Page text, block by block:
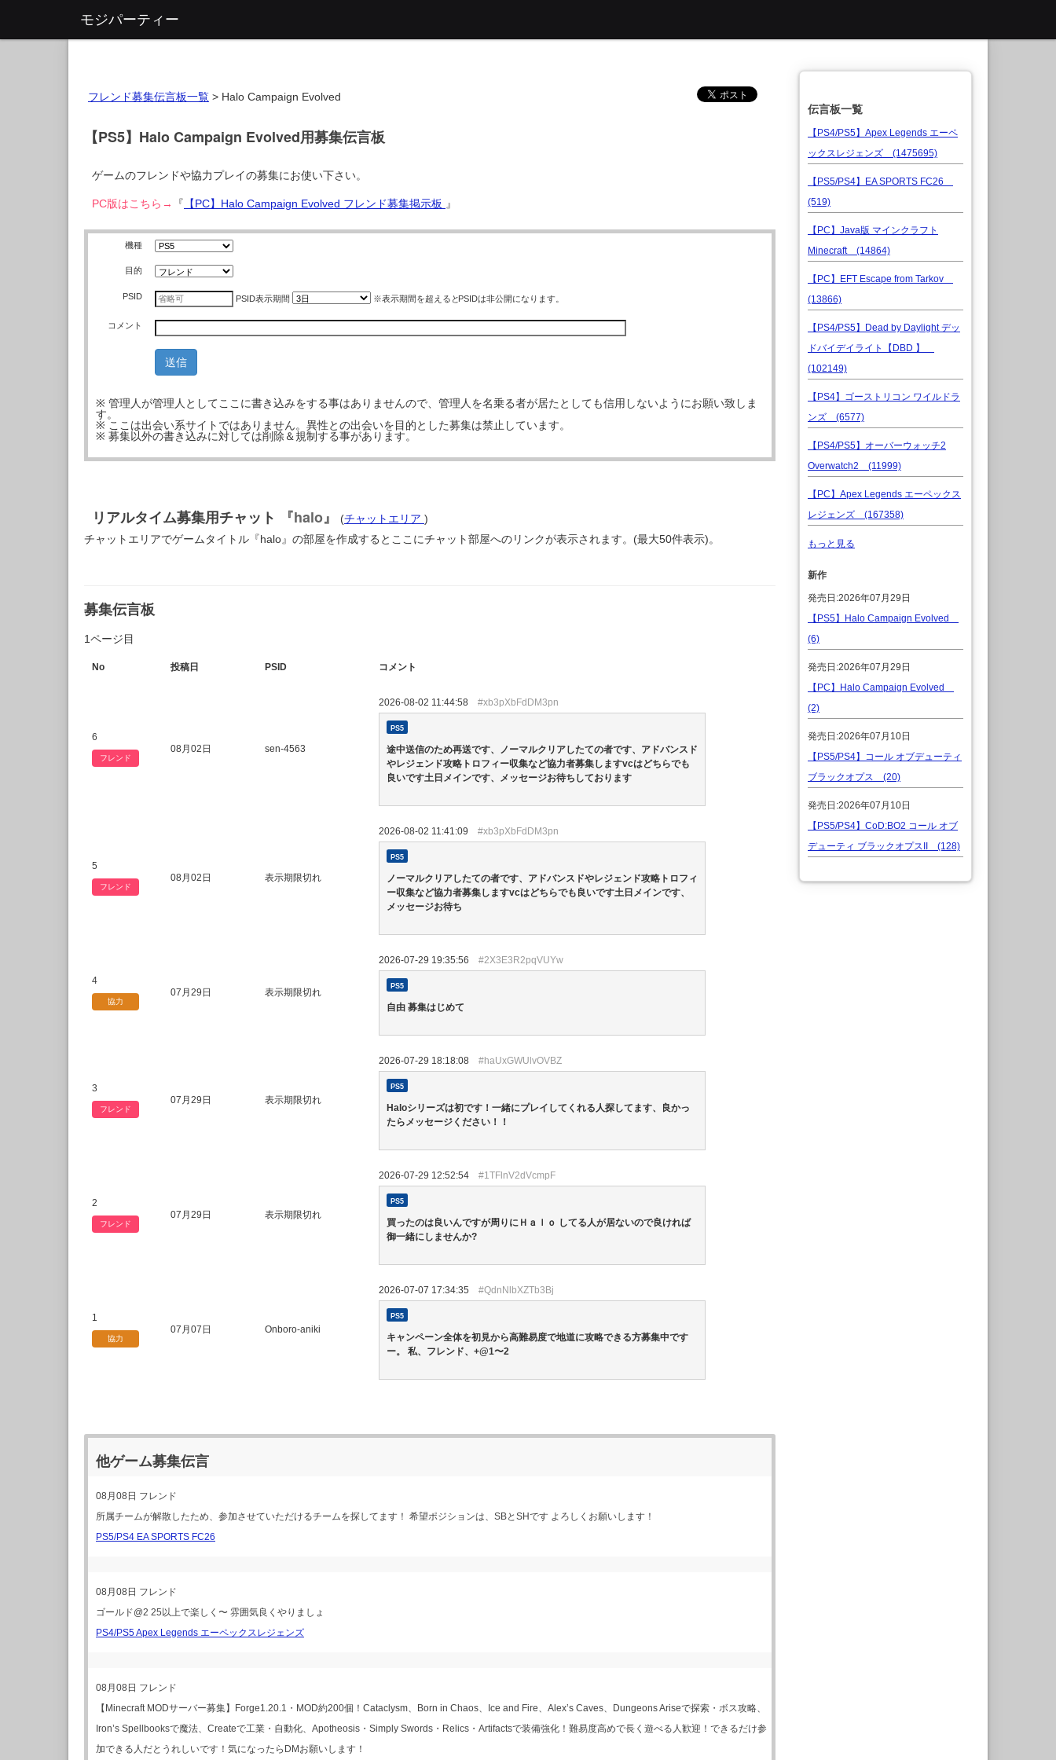
モジパーティー
フレンド募集伝言板一覧 > Halo Campaign Evolved
【PS5】Halo Campaign Evolved用募集伝言板
ゲームのフレンドや協力プレイの募集にお使い下さい。
PC版はこちら→ 『 【PC】Halo Campaign Evolved フレンド募集掲示板 』
機種
目的
PSID PSID表示期間 ※表示期間を超えるとPSIDは非公開になります。
コメント
※ 管理人が管理人としてここに書き込みをする事はありませんので、管理人を名乗る者が居たとしても信用しないようにお願い致しま
す。
※ ここは出会い系サイトではありません。異性との出会いを目的とした募集は禁止しています。
※ 募集以外の書き込みに対しては削除＆規制する事があります。
リアルタイム募集用チャット 『halo』 (チャットエリア )
チャットエリアでゲームタイトル『halo』の部屋を作成するとここにチャット部屋へのリンクが表示されます。(最大50件表示)。
募集伝言板
1ページ目
No 投稿日 PSID コメント
6
フレンド
08月02日 sen-4563
2026-08-02 11:44:58 #xb3pXbFdDM3pn
PS5
途中送信のため再送です、ノーマルクリアしたての者です、アドバンスド
やレジェンド攻略トロフィー収集など協力者募集しますvcはどちらでも
良いです土日メインです、メッセージお待ちしております
5
フレンド
08月02日 表示期限切れ
2026-08-02 11:41:09 #xb3pXbFdDM3pn
PS5
ノーマルクリアしたての者です、アドバンスドやレジェンド攻略トロフィ
ー収集など協力者募集しますvcはどちらでも良いです土日メインです、
メッセージお待ち
4
協力
07月29日 表示期限切れ
2026-07-29 19:35:56 #2X3E3R2pqVUYw
PS5
自由 募集はじめて
3
フレンド
07月29日 表示期限切れ
2026-07-29 18:18:08 #haUxGWUlvOVBZ
PS5
Haloシリーズは初です！一緒にプレイしてくれる人探してます、良かっ
たらメッセージください！！
2
フレンド
07月29日 表示期限切れ
2026-07-29 12:52:54 #1TFlnV2dVcmpF
PS5
買ったのは良いんですが周りにＨａｌｏ してる人が居ないので良ければ
御一緒にしませんか?
1
協力
07月07日 Onboro-aniki
2026-07-07 17:34:35 #QdnNlbXZTb3Bj
PS5
キャンペーン全体を初見から高難易度で地道に攻略できる方募集中です
ー。 私、フレンド、+@1〜2
他ゲーム募集伝言
08月08日 フレンド
所属チームが解散したため、参加させていただけるチームを探してます！ 希望ポジションは、SBとSHです よろしくお願いします！
PS5/PS4 EA SPORTS FC26
08月08日 フレンド
ゴールド@2 25以上で楽しく〜 雰囲気良くやりましょ
PS4/PS5 Apex Legends エーペックスレジェンズ
08月08日 フレンド
【Minecraft MODサーバー募集】Forge1.20.1・MOD約200個！Cataclysm、Born in Chaos、Ice and Fire、Alex’s Caves、Dungeons Ariseで探索・ボス攻略、
Iron’s Spellbooksで魔法、Createで工業・自動化、Apotheosis・Simply Swords・Relics・Artifactsで装備強化！難易度高めで長く遊べる人歓迎！できるだけ参
加できる人だとうれしいです！気になったらDMお願いします！
伝言板一覧
【PS4/PS5】Apex Legends エーペ
ックスレジェンズ (1475695)
【PS5/PS4】EA SPORTS FC26
(519)
【PC】Java版 マインクラフト
Minecraft (14864)
【PC】EFT Escape from Tarkov
(13866)
【PS4/PS5】Dead by Daylight デッ
ドバイデイライト【DBD 】
(102149)
【PS4】ゴーストリコン ワイルドラ
ンズ (6577)
【PS4/PS5】オーバーウォッチ2
Overwatch2 (11999)
【PC】Apex Legends エーペックス
レジェンズ (167358)
もっと見る
新作
発売日:2026年07月29日
【PS5】Halo Campaign Evolved
(6)
発売日:2026年07月29日
【PC】Halo Campaign Evolved
(2)
発売日:2026年07月10日
【PS5/PS4】コール オブデューティ
ブラックオプス (20)
発売日:2026年07月10日
【PS5/PS4】CoD:BO2 コール オブ
デューティ ブラックオプスII (128)